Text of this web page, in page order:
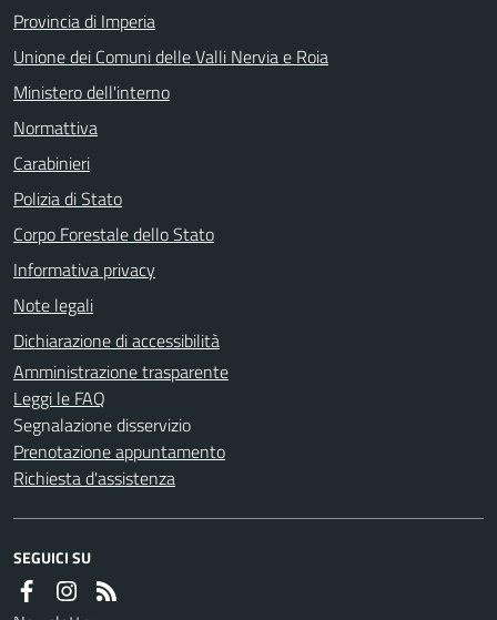
Provincia di Imperia
Unione dei Comuni delle Valli Nervia e Roia
Ministero dell'interno
Normattiva
Carabinieri
Polizia di Stato
Corpo Forestale dello Stato
Informativa privacy
Note legali
Dichiarazione di accessibilità
Amministrazione trasparente
Leggi le FAQ
Segnalazione disservizio
Prenotazione appuntamento
Richiesta d'assistenza
SEGUICI SU